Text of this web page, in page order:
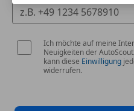
Ich möchte auf meine
Neuigkeiten der
kann diese Einwilligung
widerrufen.